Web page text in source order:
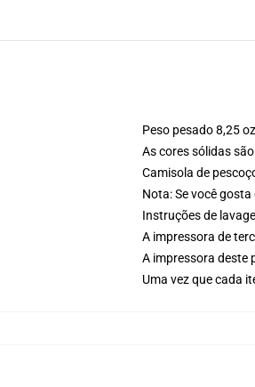
Peso pesado 8,25
As cores sólidas
Camisola de
Nota: Se você
Instruções de
A impressora de
A impressora deste
Uma vez que cada